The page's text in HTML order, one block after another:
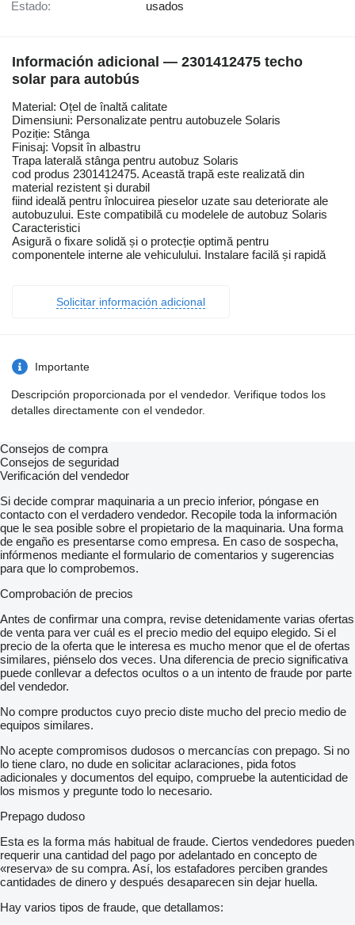
Estado: usados
Información adicional — 2301412475 techo
solar para autobús
Material: Oțel de înaltă calitate
Dimensiuni: Personalizate pentru autobuzele Solaris
Poziție: Stânga
Finisaj: Vopsit în albastru
Trapa laterală stânga pentru autobuz Solaris
cod produs 2301412475. Această trapă este realizată din
material rezistent și durabil
fiind ideală pentru înlocuirea pieselor uzate sau deteriorate ale
autobuzului. Este compatibilă cu modelele de autobuz Solaris
Caracteristici
Asigură o fixare solidă și o protecție optimă pentru
componentele interne ale vehiculului. Instalare facilă și rapidă
Solicitar información adicional
Importante
Descripción proporcionada por el vendedor. Verifique todos los
detalles directamente con el vendedor.
Consejos de compra
Consejos de seguridad
Verificación del vendedor
Si decide comprar maquinaria a un precio inferior, póngase en
contacto con el verdadero vendedor. Recopile toda la información
que le sea posible sobre el propietario de la maquinaria. Una forma
de engaño es presentarse como empresa. En caso de sospecha,
infórmenos mediante el formulario de comentarios y sugerencias
para que lo comprobemos.
Comprobación de precios
Antes de confirmar una compra, revise detenidamente varias ofertas
de venta para ver cuál es el precio medio del equipo elegido. Si el
precio de la oferta que le interesa es mucho menor que el de ofertas
similares, piénselo dos veces. Una diferencia de precio significativa
puede conllevar a defectos ocultos o a un intento de fraude por parte
del vendedor.
No compre productos cuyo precio diste mucho del precio medio de
equipos similares.
No acepte compromisos dudosos o mercancías con prepago. Si no
lo tiene claro, no dude en solicitar aclaraciones, pida fotos
adicionales y documentos del equipo, compruebe la autenticidad de
los mismos y pregunte todo lo necesario.
Prepago dudoso
Esta es la forma más habitual de fraude. Ciertos vendedores pueden
requerir una cantidad del pago por adelantado en concepto de
«reserva» de su compra. Así, los estafadores perciben grandes
cantidades de dinero y después desaparecen sin dejar huella.
Hay varios tipos de fraude, que detallamos: